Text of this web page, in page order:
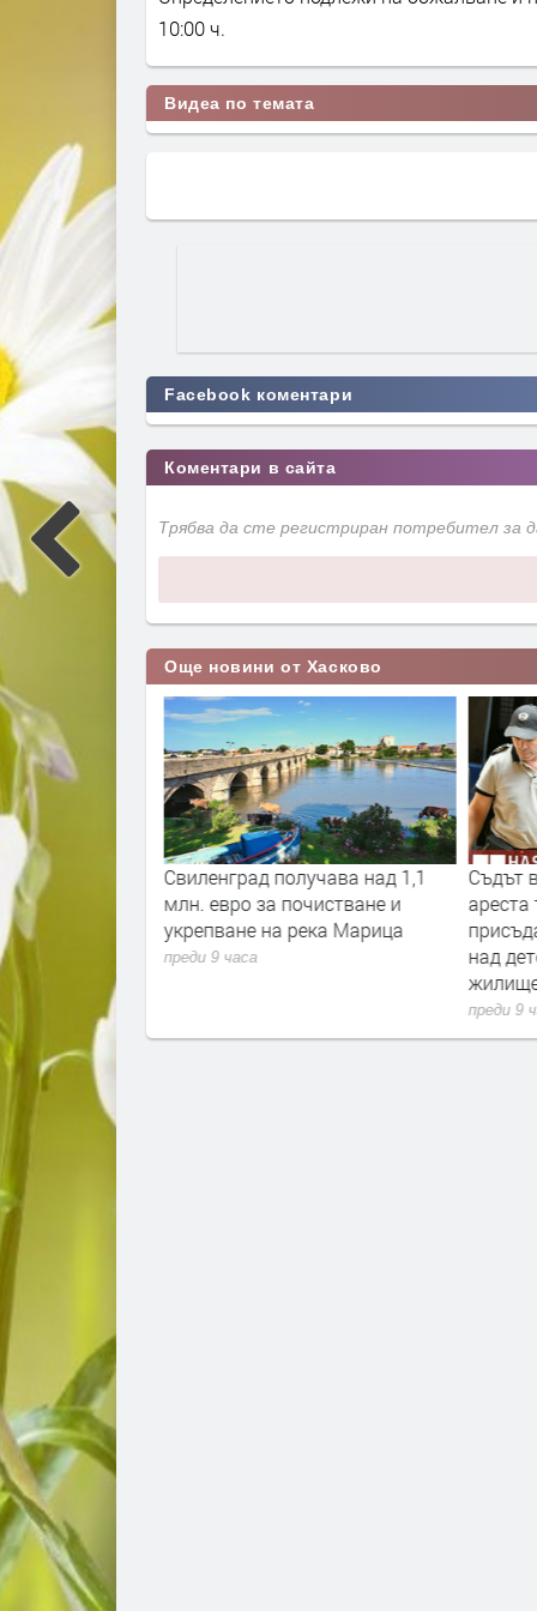
10:00 ч.
Видеа по темата
Facebook коментари
Коментари в сайта
Трябва да сте регистриран потребител
Още новини от Хасково
ще струва
път на
Свиленград получава над 1,1
млн. евро за почистване и
укрепване на река Марица
преди 9 часа
Съдът
ареста
над
преди 9